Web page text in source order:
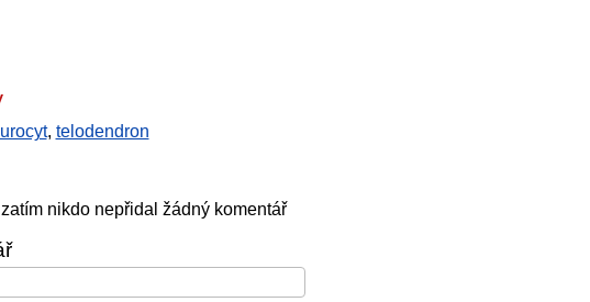
, telodendron
zatím nikdo nepřidal žádný komentář